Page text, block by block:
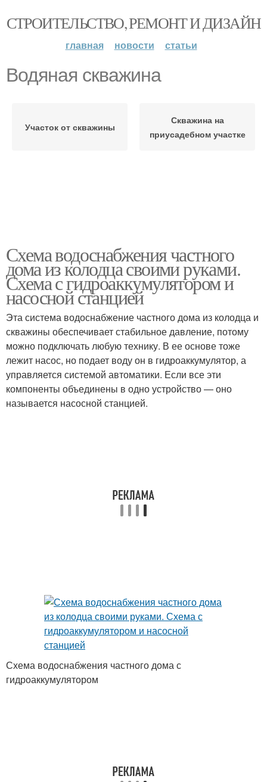
СТРОИТЕЛЬСТВО, РЕМОНТ И ДИЗАЙН
главная новости статьи
Водяная скважина
Участок от скважины
Скважина на
приусадебном участке
Схема водоснабжения частного
дома из колодца своими руками.
Схема с гидроаккумулятором и
насосной станцией
Эта система водоснабжение частного дома из колодца и
скважины обеспечивает стабильное давление, потому
можно подключать любую технику. В ее основе тоже
лежит насос, но подает воду он в гидроаккумулятор, а
управляется системой автоматики. Если все эти
компоненты объединены в одно устройство — оно
называется насосной станцией.
Схема водоснабжения частного дома с
гидроаккумулятором